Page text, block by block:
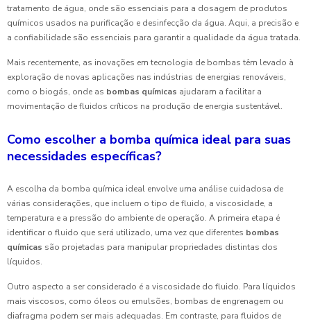
tratamento de água, onde são essenciais para a dosagem de produtos
químicos usados na purificação e desinfecção da água. Aqui, a precisão e
a confiabilidade são essenciais para garantir a qualidade da água tratada.
Mais recentemente, as inovações em tecnologia de bombas têm levado à
exploração de novas aplicações nas indústrias de energias renováveis,
como o biogás, onde as bombas químicas ajudaram a facilitar a
movimentação de fluidos críticos na produção de energia sustentável.
Como escolher a bomba química ideal para suas
necessidades específicas?
A escolha da bomba química ideal envolve uma análise cuidadosa de
várias considerações, que incluem o tipo de fluido, a viscosidade, a
temperatura e a pressão do ambiente de operação. A primeira etapa é
identificar o fluido que será utilizado, uma vez que diferentes bombas
químicas são projetadas para manipular propriedades distintas dos
líquidos.
Outro aspecto a ser considerado é a viscosidade do fluido. Para líquidos
mais viscosos, como óleos ou emulsões, bombas de engrenagem ou
diafragma podem ser mais adequadas. Em contraste, para fluidos de